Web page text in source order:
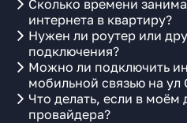
Сколько времени
интернета в квартиру?
Нужен ли роутер или
подключения?
Можно ли подключить
мобильной связью на ул
Что делать, если в моём
провайдера?